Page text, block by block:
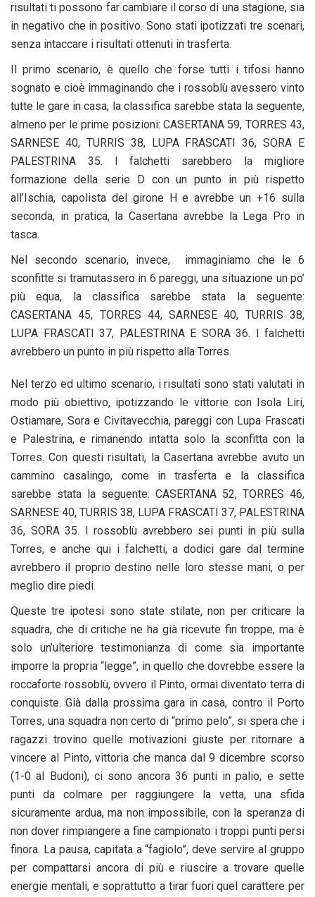
risultati ti possono far cambiare il corso di una stagione, sia
in negativo che in positivo. Sono stati ipotizzati tre scenari,
senza intaccare i risultati ottenuti in trasferta.
Il primo scenario, è quello che forse tutti i tifosi hanno
sognato e cioè immaginando che i rossoblù avessero vinto
tutte le gare in casa, la classifica sarebbe stata la seguente,
almeno per le prime posizioni: CASERTANA 59, TORRES 43,
SARNESE 40, TURRIS 38, LUPA FRASCATI 36, SORA E
PALESTRINA 35. I falchetti sarebbero la migliore
formazione della serie D con un punto in più rispetto
all’Ischia, capolista del girone H e avrebbe un +16 sulla
seconda, in pratica, la Casertana avrebbe la Lega Pro in
tasca.
Nel secondo scenario, invece, immaginiamo che le 6
sconfitte si tramutassero in 6 pareggi, una situazione un po’
più equa, la classifica sarebbe stata la seguente:
CASERTANA 45, TORRES 44, SARNESE 40, TURRIS 38,
LUPA FRASCATI 37, PALESTRINA E SORA 36. I falchetti
avrebbero un punto in più rispetto alla Torres.
Nel terzo ed ultimo scenario, i risultati sono stati valutati in
modo più obiettivo, ipotizzando le vittorie con Isola Liri,
Ostiamare, Sora e Civitavecchia, pareggi con Lupa Frascati
e Palestrina, e rimanendo intatta solo la sconfitta con la
Torres. Con questi risultati, la Casertana avrebbe avuto un
cammino casalingo, come in trasferta e la classifica
sarebbe stata la seguente: CASERTANA 52, TORRES 46,
SARNESE 40, TURRIS 38, LUPA FRASCATI 37, PALESTRINA
36, SORA 35. I rossoblù avrebbero sei punti in più sulla
Torres, e anche qui i falchetti, a dodici gare dal termine
avrebbero il proprio destino nelle loro stesse mani, o per
meglio dire piedi.
Queste tre ipotesi sono state stilate, non per criticare la
squadra, che di critiche ne ha già ricevute fin troppe, ma è
solo un’ulteriore testimonianza di come sia importante
imporre la propria “legge”, in quello che dovrebbe essere la
roccaforte rossoblù, ovvero il Pinto, ormai diventato terra di
conquiste. Già dalla prossima gara in casa, contro il Porto
Torres, una squadra non certo di “primo pelo”, si spera che i
ragazzi trovino quelle motivazioni giuste per ritornare a
vincere al Pinto, vittoria che manca dal 9 dicembre scorso
(1-0 al Budoni), ci sono ancora 36 punti in palio, e sette
punti da colmare per raggiungere la vetta, una sfida
sicuramente ardua, ma non impossibile, con la speranza di
non dover rimpiangere a fine campionato i troppi punti persi
finora. La pausa, capitata a “fagiolo”, deve servire al gruppo
per compattarsi ancora di più e riuscire a trovare quelle
energie mentali, e soprattutto a tirar fuori quel carattere per